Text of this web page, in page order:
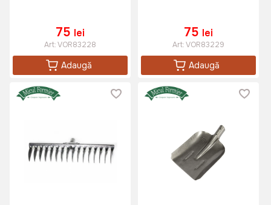
75 lei
Art:VOR83228
Adaugă
75 lei
Art:VOR83229
Adaugă